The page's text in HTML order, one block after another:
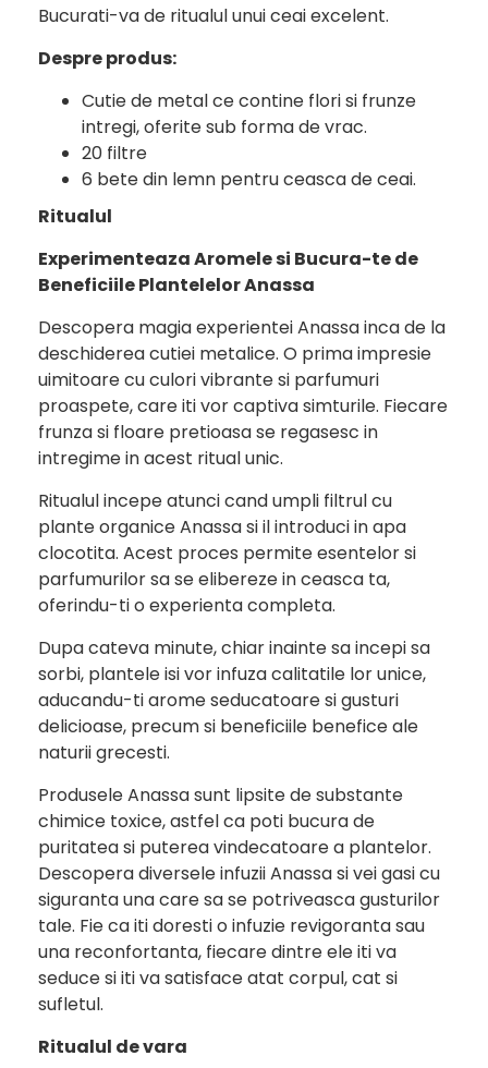
Bucurati-va de ritualul unui ceai excelent.
Despre produs:
Cutie de metal ce contine flori si frunze
intregi, oferite sub forma de vrac.
20 filtre
6 bete din lemn pentru ceasca de ceai.
Ritualul
Experimenteaza Aromele si Bucura-te de
Beneficiile Plantelelor Anassa
Descopera magia experientei Anassa inca de la
deschiderea cutiei metalice. O prima impresie
uimitoare cu culori vibrante si parfumuri
proaspete, care iti vor captiva simturile. Fiecare
frunza si floare pretioasa se regasesc in
intregime in acest ritual unic.
Ritualul incepe atunci cand umpli filtrul cu
plante organice Anassa si il introduci in apa
clocotita. Acest proces permite esentelor si
parfumurilor sa se elibereze in ceasca ta,
oferindu-ti o experienta completa.
Dupa cateva minute, chiar inainte sa incepi sa
sorbi, plantele isi vor infuza calitatile lor unice,
aducandu-ti arome seducatoare si gusturi
delicioase, precum si beneficiile benefice ale
naturii grecesti.
Produsele Anassa sunt lipsite de substante
chimice toxice, astfel ca poti bucura de
puritatea si puterea vindecatoare a plantelor.
Descopera diversele infuzii Anassa si vei gasi cu
siguranta una care sa se potriveasca gusturilor
tale. Fie ca iti doresti o infuzie revigoranta sau
una reconfortanta, fiecare dintre ele iti va
seduce si iti va satisface atat corpul, cat si
sufletul.
Ritualul de vara